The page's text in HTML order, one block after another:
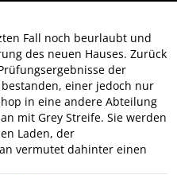
Fall noch beurlaubt und
des neuen Hauses. Zurück
der
einer jedoch nur
in eine andere Abteilung
mit Grey Streife. Sie werden
Laden, der
vermutet dahinter einen